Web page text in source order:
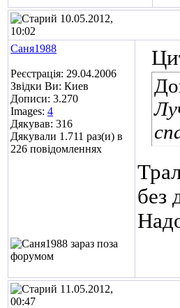
10.05.2012,
10:02
Саня1988
Реєстрація: 29.04.2006
Звідки Ви: Киев
Дописи: 3.270
Images: 4
Дякував: 316
Дякували 1.711 раз(и) в
226 повідомленнях
без
11.05.2012,
00:47